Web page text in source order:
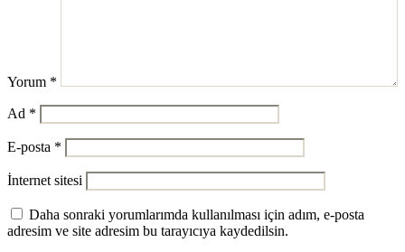
Yorum *
Ad *
E-posta *
İnternet sitesi
Daha sonraki yorumlarımda kullanılması için adım, e-posta
adresim ve site adresim bu tarayıcıya kaydedilsin.